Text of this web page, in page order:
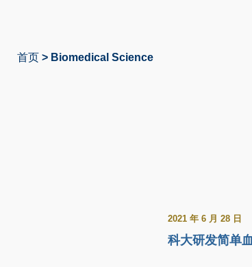
首页 Biomedical Science
2021 年 6 月 28 日
科大研发简单